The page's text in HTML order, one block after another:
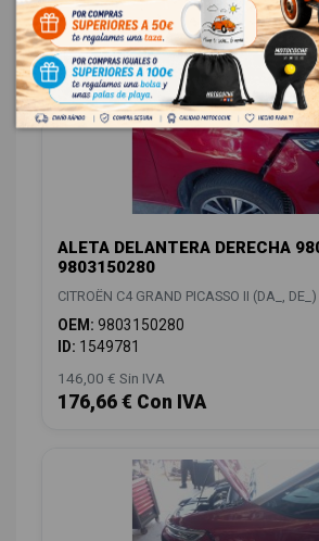
ALETA DELANTERA DERECHA
9803150280
CITROËN C4 GRAND PICASSO II (DA_,
OEM: 9803150280
ID: 1549781
146,00 € Sin IVA
176,66 € Con IVA